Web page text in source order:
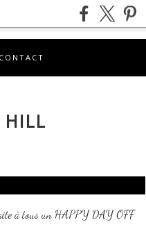
CONTACT
à tous un HAPPY DAY OFF